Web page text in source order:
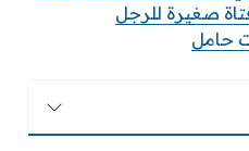
صغيرة للرجل
حامل